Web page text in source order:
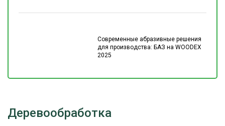
Современные абразивные решения
для производства: БАЗ на WOODEX
2025
Деревообработка